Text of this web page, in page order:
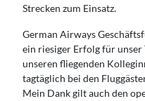
Strecken zum Einsatz.
German Airways
ein riesiger Erfolg für unser
unseren fliegenden
tagtäglich bei den
Mein Dank gilt auch den